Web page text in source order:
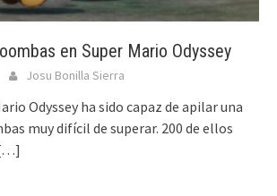
en Super Mario Odyssey
Josu Bonilla Sierra
Odyssey ha sido capaz de apilar una
muy difícil de superar. 200 de ellos